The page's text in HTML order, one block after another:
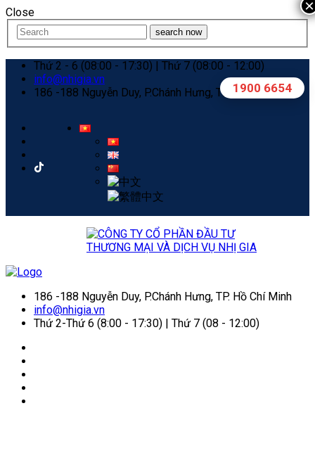
Close
search now
Thứ 2 - 6 (08:00 - 17:30) | Thứ 7 (08:00 - 12:00)
info@nhigia.vn
186 -188 Nguyễn Duy, P.Chánh Hưng, TP. Hồ Chí Minh
186 -188 Nguyễn Duy, P.Chánh Hưng, TP. Hồ Chí Minh
info@nhigia.vn
Thứ 2-Thứ 6 (8:00 - 17:30) | Thứ 7 (08 - 12:00)
1900 6654
×